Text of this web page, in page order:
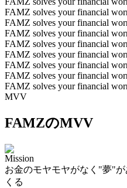
FAMZ solves your financial
FAMZ solves your financial
FAMZ solves your financial
FAMZ solves your financial
FAMZ solves your financial
FAMZ solves your financial
FAMZ solves your financial
FAMZ solves your financial
MVV
FAMZのMVV
Mission
お金のモヤモヤがなく"夢"
くる